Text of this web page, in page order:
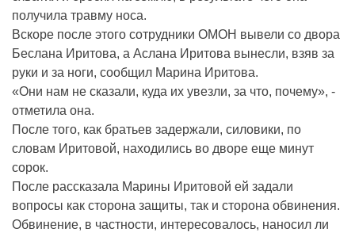
получила травму носа.
Вскоре после этого сотрудники ОМОН вывели со двора
Беслана Иритова, а Аслана Иритова вынесли, взяв за
руки и за ноги, сообщил Марина Иритова.
«Они нам не сказали, куда их увезли, за что, почему», -
отметила она.
После того, как братьев задержали, силовики, по
словам Иритовой, находились во дворе еще минут
сорок.
После рассказала Марины Иритовой ей задали
вопросы как сторона защиты, так и сторона обвинения.
Обвинение, в частности, интересовалось, наносил ли